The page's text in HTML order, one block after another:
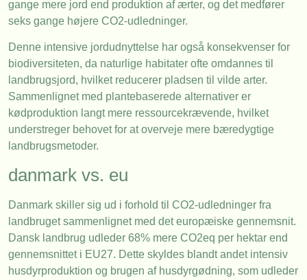
gange mere jord end produktion af ærter, og det medfører
seks gange højere CO2-udledninger.
Denne intensive jordudnyttelse har også konsekvenser for
biodiversiteten, da naturlige habitater ofte omdannes til
landbrugsjord, hvilket reducerer pladsen til vilde arter.
Sammenlignet med plantebaserede alternativer er
kødproduktion langt mere ressourcekrævende, hvilket
understreger behovet for at overveje mere bæredygtige
landbrugsmetoder.
danmark vs. eu
Danmark skiller sig ud i forhold til CO2-udledninger fra
landbruget sammenlignet med det europæiske gennemsnit.
Dansk landbrug udleder 68% mere CO2eq per hektar end
gennemsnittet i EU27. Dette skyldes blandt andet intensiv
husdyrproduktion og brugen af husdyrgødning, som udleder